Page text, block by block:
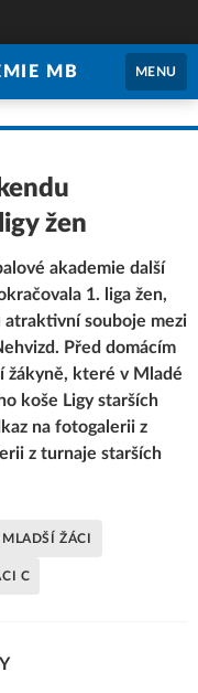
MB MENU
žen
akademie další
1. liga žen,
atraktivní souboje mezi
Před domácím
žákyně, které v Mladé
koše Ligy starších
na fotogalerii z
z turnaje starších
MLADŠÍ ŽÁCI
C